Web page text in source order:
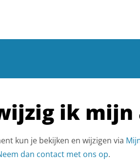
ik mijn
kun je bekijken en wijzigen via
dan contact met ons op.